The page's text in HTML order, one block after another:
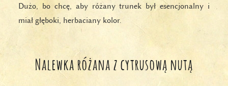
Dużo, bo chcę, aby różany trunek był esencjonalny i
miał głęboki, herbaciany kolor.
Nalewka różana z cytrusową nutą